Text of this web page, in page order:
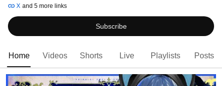
X and 5 more links
Subscribe
Home Videos Shorts Live Playlists Posts